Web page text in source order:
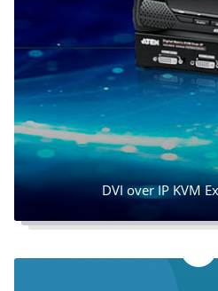
DVI over IP KVM